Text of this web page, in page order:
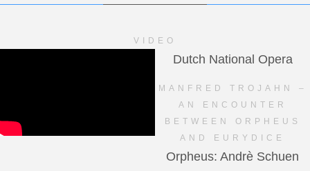
VIDEO
Dutch National Opera
MANFRED TROJAHN –
AN ENCOUNTER
BETWEEN ORPHEUS
AND EURYDICE
Orpheus: Andrè Schuen